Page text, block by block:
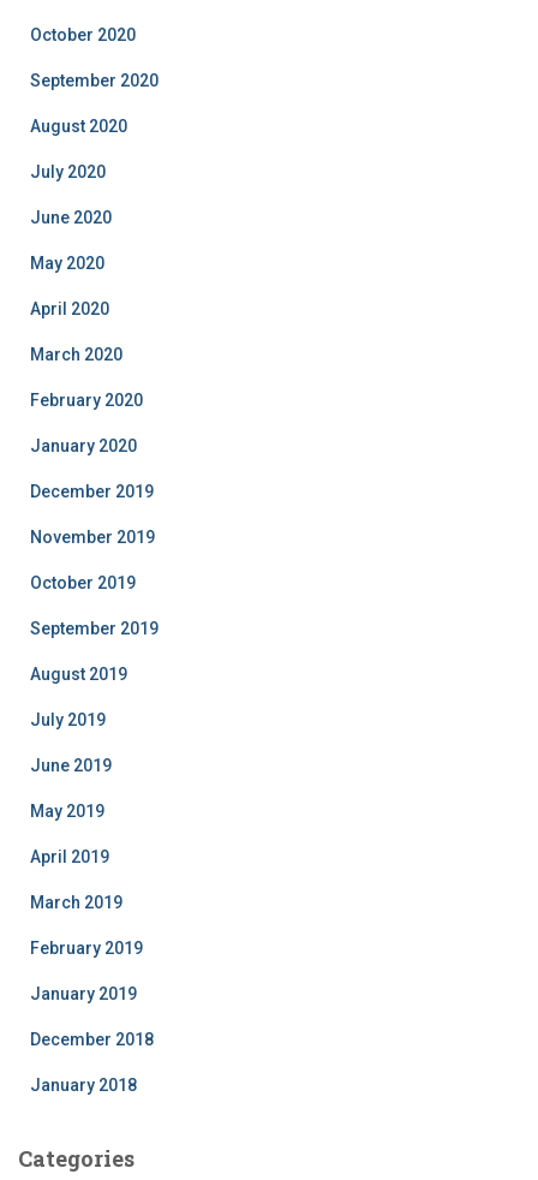
October 2020
September 2020
August 2020
July 2020
June 2020
May 2020
April 2020
March 2020
February 2020
January 2020
December 2019
November 2019
October 2019
September 2019
August 2019
July 2019
June 2019
May 2019
April 2019
March 2019
February 2019
January 2019
December 2018
January 2018
Categories